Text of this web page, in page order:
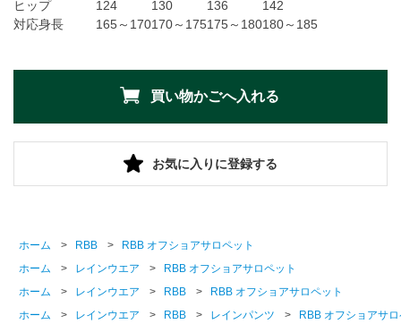
ヒップ
124 130 136
142
対応身長
165～170170～175175～180180～185
お気に入りに登録する
ホーム > RBB >
RBB オフショアサロペット
ホーム
> レインウエア >
RBB オフショアサロペット
ホーム
> レインウエア > RBB >
RBB オフショアサロペット
ホーム
> レインウエア > RBB > レインパンツ > RBB オフショアサ